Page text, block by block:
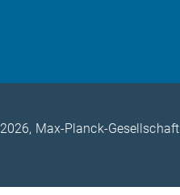
2026, Max-Planck-Gesellschaft